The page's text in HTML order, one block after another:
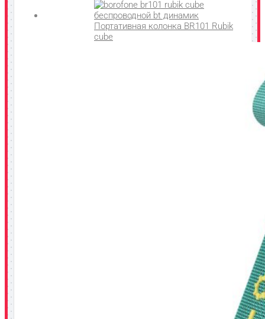
Портативная колонка BR101 Rubik
cube